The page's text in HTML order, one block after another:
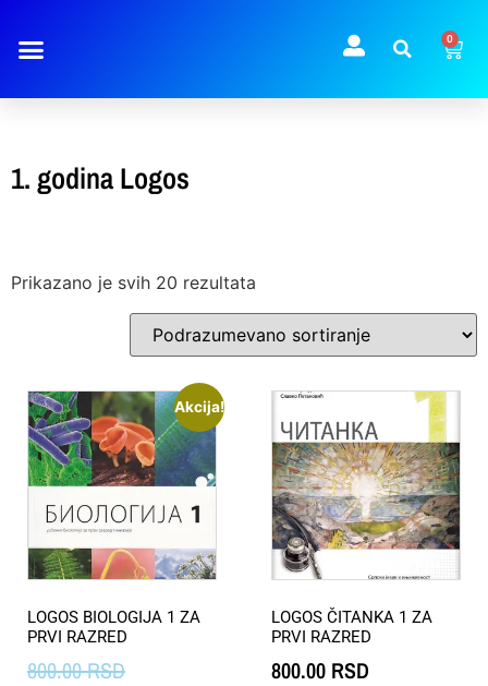
0
1. godina Logos
Prikazano je svih 20 rezultata
Akcija!
LOGOS BIOLOGIJA 1 ZA
PRVI RAZRED
800.00RSD
LOGOS ČITANKA 1 ZA
PRVI RAZRED
800.00 RSD